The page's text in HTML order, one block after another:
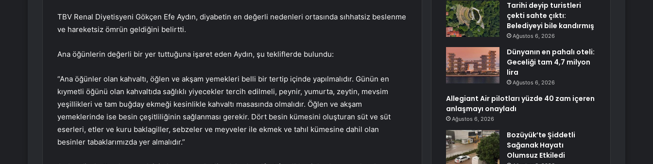
TBV Renal Diyetisyeni Gökçen Efe Aydın, diyabetin en değerli nedenleri ortasında sıhhatsiz beslenme
ve hareketsiz ömrün geldiğini belirtti.
Ana öğünlerin değerli bir yer tuttuğuna işaret eden Aydın, şu tekliflerde bulundu:
“Ana öğünler olan kahvaltı, öğlen ve akşam yemekleri belli bir tertip içinde yapılmalıdır. Günün en
kıymetli öğünü olan kahvaltıda sağlıklı yiyecekler tercih edilmeli, peynir, yumurta, zeytin, mevsim
yeşillikleri ve tam buğday ekmeği kesinlikle kahvaltı masasında olmalıdır. Öğlen ve akşam
yemeklerinde ise besin çeşitliliğinin sağlanması gerekir. Dört besin kümesini oluşturan süt ve süt
eserleri, etler ve kuru baklagiller, sebzeler ve meyveler ile ekmek ve tahıl kümesine dahil olan
besinler tabaklarımızda yer almalıdır.”
Tarihi deyip turistleri
çekti sahte çıktı:
Belediyeyi bile kandırmış
Ağustos 6, 2026
Dünyanın en pahalı oteli:
Geceliği tam 4,7 milyon
lira
Ağustos 6, 2026
Allegiant Air pilotları yüzde 40 zam içeren
anlaşmayı onayladı
Ağustos 6, 2026
Bozüyük’te Şiddetli
Sağanak Hayatı
Olumsuz Etkiledi